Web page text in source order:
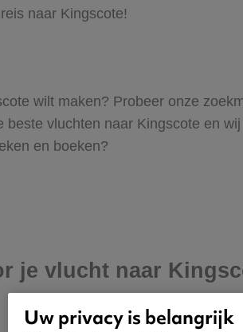
naar Kingscote!
wilt maken? Probeer onze
vluchten naar Kingscote en
en boeken?
je vlucht naar
Uw privacy is belangrijk